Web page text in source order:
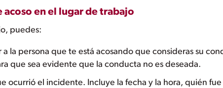
acoso en el lugar de trabajo
puedes:
la persona que te está acosando que consideras su
que sea evidente que la conducta no es deseada.
ocurrió el incidente. Incluye la fecha y la hora, quién